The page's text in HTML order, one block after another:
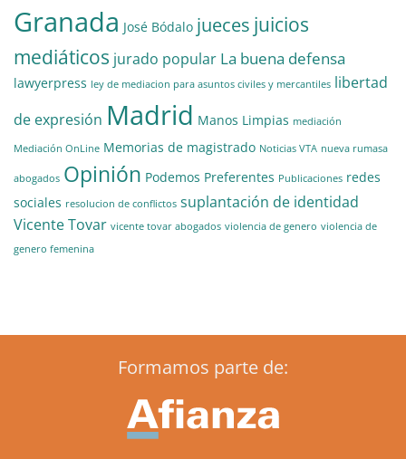
Granada José Bódalo jueces juicios
mediáticos jurado popular La buena defensa
lawyerpress ley de mediacion para asuntos civiles y mercantiles libertad
de expresión Madrid Manos Limpias mediación
Mediación OnLine Memorias de magistrado Noticias VTA nueva rumasa
abogados Opinión Podemos Preferentes Publicaciones redes
sociales resolucion de conflictos suplantación de identidad
Vicente Tovar vicente tovar abogados violencia de genero violencia de
genero femenina
Formamos parte de: